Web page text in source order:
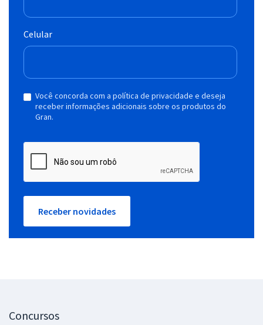
Celular
Você concorda com a política de privacidade e deseja
receber informações adicionais sobre os produtos do
Gran.
Receber novidades
Concursos